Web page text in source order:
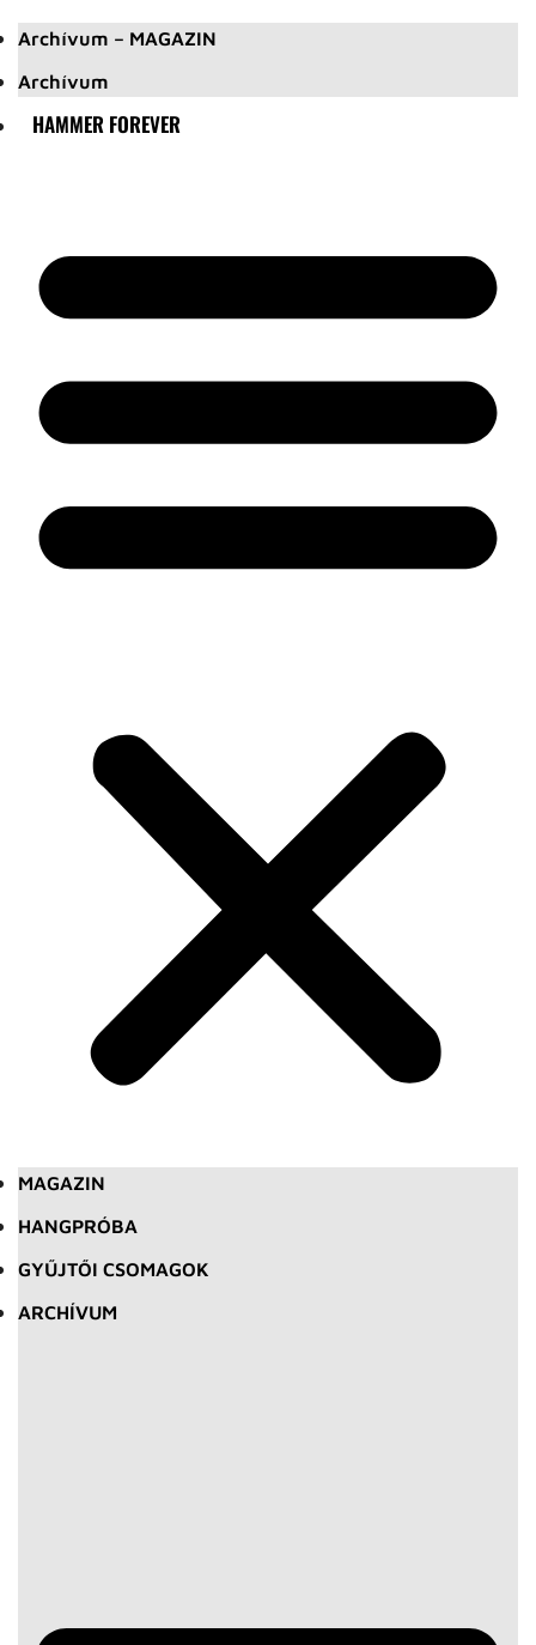
Archívum – MAGAZIN
Archívum
HAMMER FOREVER
MAGAZIN
HANGPRÓBA
GYŰJTŐI CSOMAGOK
ARCHÍVUM